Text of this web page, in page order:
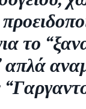
το
απλά